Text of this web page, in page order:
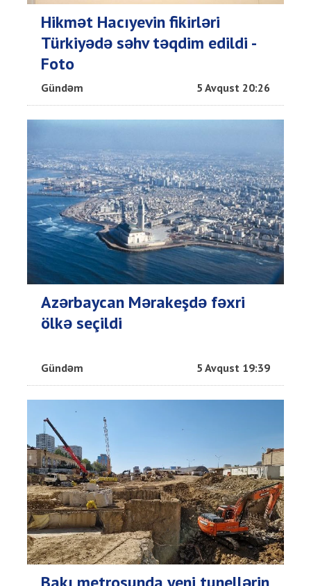
Hikmət Hacıyevin fikirləri
Türkiyədə səhv təqdim edildi -
Foto
Gündəm 5 Avqust 20:26
Azərbaycan Mərakeşdə fəxri
ölkə seçildi
Gündəm 5 Avqust 19:39